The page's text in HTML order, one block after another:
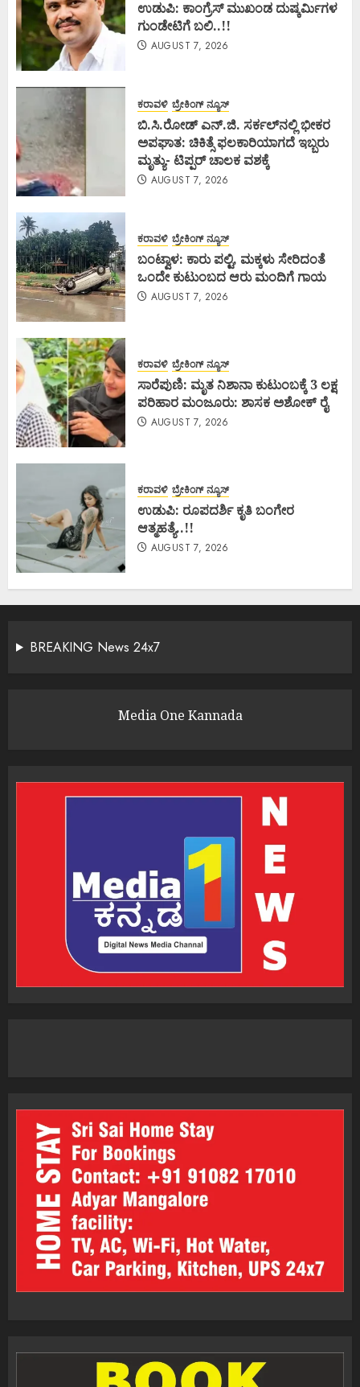
ಉಡುಪಿ: ಕಾಂಗ್ರೆಸ್ ಮುಖಂಡ ದುಷ್ಕರ್ಮಿಗಳ
ಗುಂಡೇಟಿಗೆ ಬಲಿ..!!
AUGUST 7, 2026
ಕರಾವಳಿ ಬ್ರೇಕಿಂಗ್ ನ್ಯೂಸ್
ಬಿ.ಸಿ.ರೋಡ್ ಎನ್.ಜಿ. ಸರ್ಕಲ್‌ನಲ್ಲಿ ಭೀಕರ
ಅಪಘಾತ: ಚಿಕಿತ್ಸೆ ಫಲಕಾರಿಯಾಗದೆ ಇಬ್ಬರು
ಮೃತ್ಯು- ಟಿಪ್ಪರ್ ಚಾಲಕ ವಶಕ್ಕೆ
AUGUST 7, 2026
ಕರಾವಳಿ ಬ್ರೇಕಿಂಗ್ ನ್ಯೂಸ್
ಬಂಟ್ವಾಳ: ಕಾರು ಪಲ್ಟಿ, ಮಕ್ಕಳು ಸೇರಿದಂತೆ
ಒಂದೇ ಕುಟುಂಬದ ಆರು ಮಂದಿಗೆ ಗಾಯ
AUGUST 7, 2026
ಕರಾವಳಿ ಬ್ರೇಕಿಂಗ್ ನ್ಯೂಸ್
ಸಾರೆಪುಣಿ: ಮೃತ ನಿಶಾನಾ ಕುಟುಂಬಕ್ಕೆ 3 ಲಕ್ಷ
ಪರಿಹಾರ ಮಂಜೂರು: ಶಾಸಕ ಅಶೋಕ್ ರೈ
AUGUST 7, 2026
ಕರಾವಳಿ ಬ್ರೇಕಿಂಗ್ ನ್ಯೂಸ್
ಉಡುಪಿ: ರೂಪದರ್ಶಿ ಕೃತಿ ಬಂಗೇರ
ಆತ್ಮಹತ್ಯೆ..!!
AUGUST 7, 2026
BREAKING News 24x7
Media One Kannada